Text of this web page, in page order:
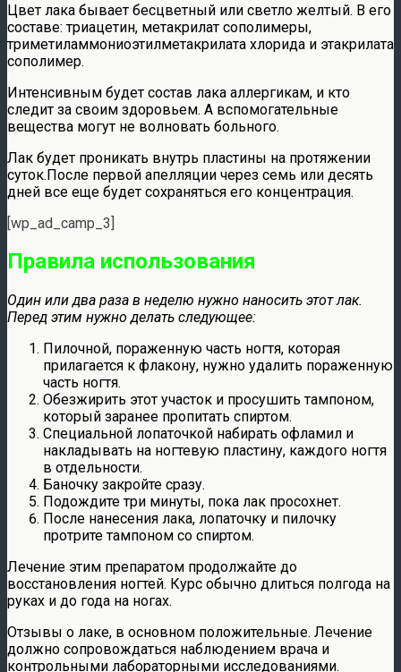
Цвет лака бывает бесцветный или светло желтый. В его
составе: триацетин, метакрилат сополимеры,
триметиламмониоэтилметакрилата хлорида и этакрилата
сополимер.
Интенсивным будет состав лака аллергикам, и кто
следит за своим здоровьем. А вспомогательные
вещества могут не волновать больного.
Лак будет проникать внутрь пластины на протяжении
суток.После первой апелляции через семь или десять
дней все еще будет сохраняться его концентрация.
[wp_ad_camp_3]
Правила использования
Один или два раза в неделю нужно наносить этот лак.
Перед этим нужно делать следующее:
Пилочной, пораженную часть ногтя, которая
прилагается к флакону, нужно удалить пораженную
часть ногтя.
Обезжирить этот участок и просушить тампоном,
который заранее пропитать спиртом.
Специальной лопаточкой набирать офламил и
накладывать на ногтевую пластину, каждого ногтя
в отдельности.
Баночку закройте сразу.
Подождите три минуты, пока лак просохнет.
После нанесения лака, лопаточку и пилочку
протрите тампоном со спиртом.
Лечение этим препаратом продолжайте до
восстановления ногтей. Курс обычно длиться полгода на
руках и до года на ногах.
Отзывы о лаке, в основном положительные. Лечение
должно сопровождаться наблюдением врача и
контрольными лабораторными исследованиями.